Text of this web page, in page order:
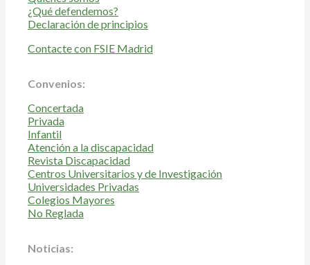
¿Qué defendemos?
Declaración de principios
Contacte con FSIE Madrid
Convenios:
Concertada
Privada
Infantil
Atención a la discapacidad
Revista Discapacidad
Centros Universitarios y de Investigación
Universidades Privadas
Colegios Mayores
No Reglada
Noticias: